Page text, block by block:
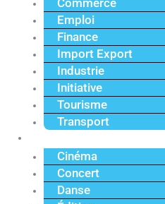
Commerce
Emploi
Finance
Import Export
Industrie
Initiative
Tourisme
Transport
Cinéma
Concert
Danse